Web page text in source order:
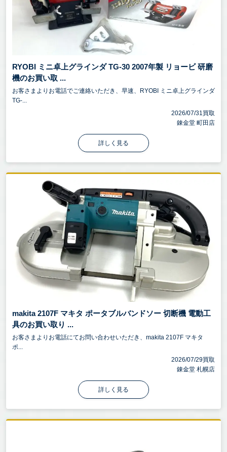
RYOBI ミニ卓上グラインダ TG-30 2007年製 リョービ 研磨
機のお買い取 ...
お客さまよりお電話でご連絡いただき、早速、RYOBI ミニ卓上グラインダ
TG-...
2026/07/31買取
錬金堂 町田店
詳しく見る
makita 2107F マキタ ポータブルバンドソー 切断機 電動工
具のお買い取り ...
お客さまよりお電話にてお問い合わせいただき、makita 2107F マキタ
ポ...
2026/07/29買取
錬金堂 札幌店
詳しく見る